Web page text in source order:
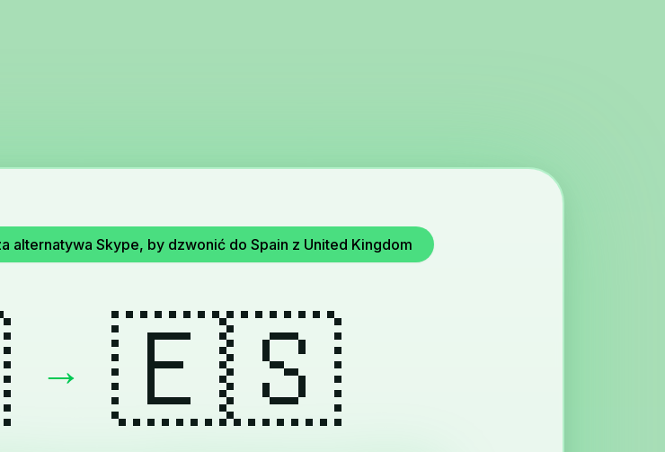
alternatywa Skype, by dzwonić do Spain z United Kingdom
→ 🇪🇸